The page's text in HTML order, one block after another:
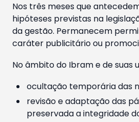
Nos três meses que
hipóteses previstas na
da gestão. Permanecem
caráter publicitário ou
No âmbito do Ibram e de suas
ocultação temporária das
revisão e adaptação das
preservada a integridade